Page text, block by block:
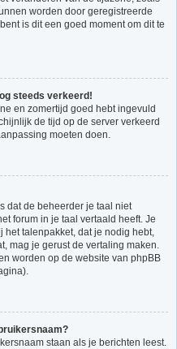
worden door geregistreerde
is dit een goed moment om dit te
steeds verkeerd!
en zomertijd goed hebt ingevuld
de tijd op de server verkeerd
moeten doen.
dat de beheerder je taal niet
forum in je taal vertaald heeft. Je
het talenpakket, dat je nodig hebt,
mag je gerust de vertaling maken.
worden op de website van phpBB
staan als je berichten leest.